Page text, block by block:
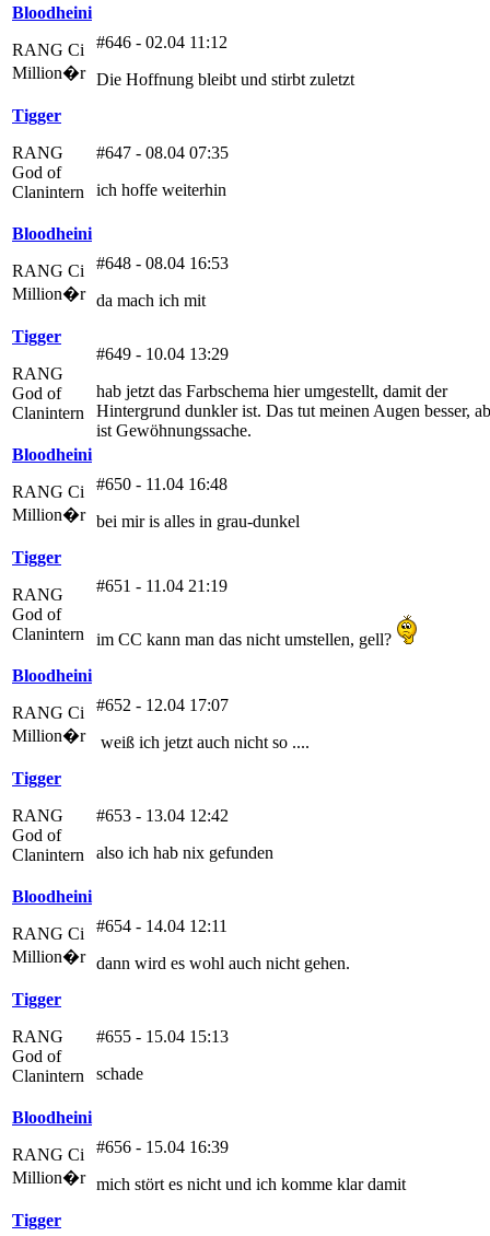
Bloodheini
RANG Ci
Million�r
#646 - 02.04 11:12
Die Hoffnung bleibt und stirbt zuletzt
Tigger
RANG
God of
Clanintern
#647 - 08.04 07:35
ich hoffe weiterhin
Bloodheini
RANG Ci
Million�r
#648 - 08.04 16:53
da mach ich mit
Tigger
RANG
God of
Clanintern
#649 - 10.04 13:29
hab jetzt das Farbschema hier umgestellt, damit der
Hintergrund dunkler ist. Das tut meinen Augen besser,
ist Gewöhnungssache.
Bloodheini
RANG Ci
Million�r
#650 - 11.04 16:48
bei mir is alles in grau-dunkel
Tigger
RANG
God of
Clanintern
#651 - 11.04 21:19
im CC kann man das nicht umstellen, gell?
Bloodheini
RANG Ci
Million�r
#652 - 12.04 17:07
weiß ich jetzt auch nicht so ....
Tigger
RANG
God of
Clanintern
#653 - 13.04 12:42
also ich hab nix gefunden
Bloodheini
RANG Ci
Million�r
#654 - 14.04 12:11
dann wird es wohl auch nicht gehen.
Tigger
RANG
God of
Clanintern
#655 - 15.04 15:13
schade
Bloodheini
RANG Ci
Million�r
#656 - 15.04 16:39
mich stört es nicht und ich komme klar damit
Tigger